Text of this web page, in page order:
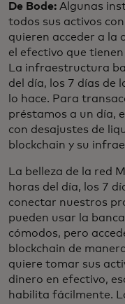
De Bode: Algunas
todos sus activos
quieren acceder a la
el efectivo que
La infraestructura
del día, los 7 días de
lo hace. Para
préstamos a un día,
con desajustes de
blockchain y su
La belleza de la red
horas del día, los 7
conectar nuestros
pueden usar la
cómodos, pero
blockchain de
quiere tomar sus
dinero en efectivo,
habilita fácilmente.